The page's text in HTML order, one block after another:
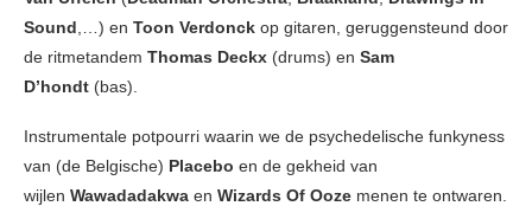
Sound ,…) en Toon Verdonck op gitaren, geruggensteund door
de ritmetandem Thomas Deckx (drums) en Sam
D’hondt (bas).
Instrumentale potpourri waarin we de psychedelische funkyness
van (de Belgische) Placebo en de gekheid van
wijlen Wawadadakwa en Wizards Of Ooze menen te ontwaren.